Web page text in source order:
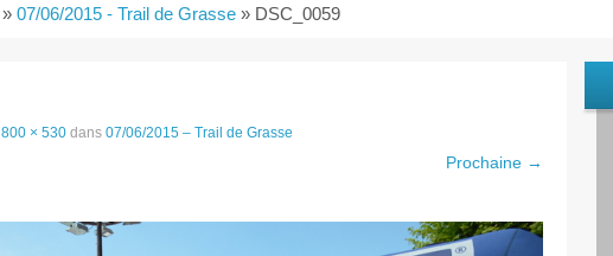
» 07/06/2015 - Trail de Grasse » DSC_0059
800 × 530 dans 07/06/2015 – Trail de Grasse
Prochaine →